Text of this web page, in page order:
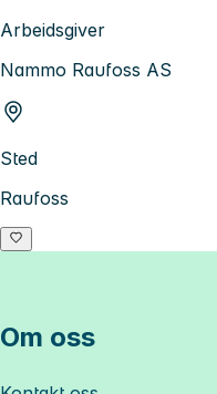
Arbeidsgiver
Nammo Raufoss AS
Sted
Raufoss
Om oss